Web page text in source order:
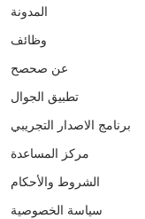
المدونة
وظائف
عن صحصح
تطبيق الجوال
برنامج الاصدار التجريبي
مركز المساعدة
الشروط والأحكام
سياسة الخصوصية